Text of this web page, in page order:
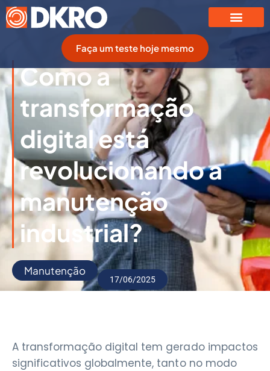
Faça um teste hoje mesmo
Como a
transformação
digital está
revolucionando a
manutenção
industrial?
Manutenção
17/06/2025
A transformação digital tem gerado impactos
significativos globalmente, tanto no modo